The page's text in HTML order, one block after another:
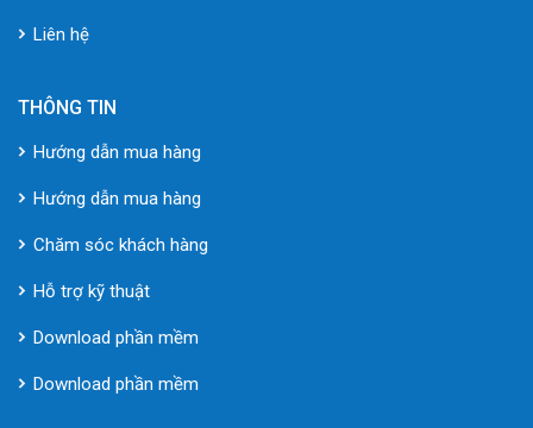
Liên hệ
THÔNG TIN
Hướng dẫn mua hàng
Hướng dẫn mua hàng
Chăm sóc khách hàng
Hỗ trợ kỹ thuật
Download phần mềm
Download phần mềm